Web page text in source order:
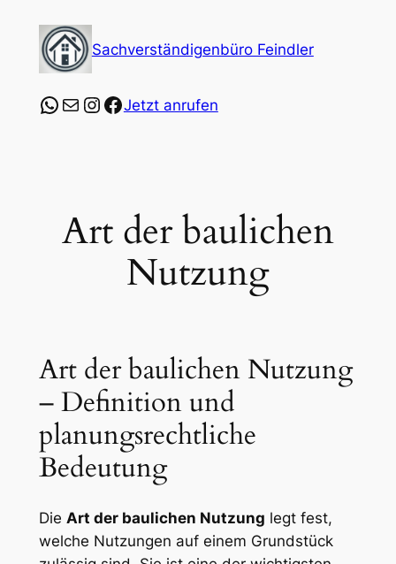
Inhalt
springen
Sachverständigenbüro Feindler
https://wa.me/
E-MailInstagram
Facebook
Jetzt anrufen
Art der baulichen
Nutzung
Art der baulichen Nutzung
– Definition und
planungsrechtliche
Bedeutung
Die Art der baulichen Nutzung legt fest,
welche Nutzungen auf einem Grundstück